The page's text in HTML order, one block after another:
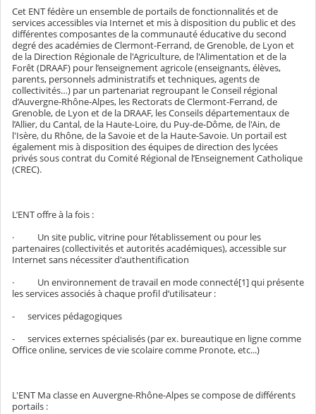
Cet ENT fédère un ensemble de portails de fonctionnalités et de
services accessibles via Internet et mis à disposition du public et des
différentes composantes de la communauté éducative du second
degré des académies de Clermont-Ferrand, de Grenoble, de Lyon et
de la Direction Régionale de l'Agriculture, de l'Alimentation et de la
Forêt (DRAAF) pour l’enseignement agricole (enseignants, élèves,
parents, personnels administratifs et techniques, agents de
collectivités…) par un partenariat regroupant le Conseil régional
d’Auvergne-Rhône-Alpes, les Rectorats de Clermont-Ferrand, de
Grenoble, de Lyon et de la DRAAF, les Conseils départementaux de
l’Allier, du Cantal, de la Haute-Loire, du Puy-de-Dôme, de l'Ain, de
l'Isère, du Rhône, de la Savoie et de la Haute-Savoie. Un portail est
également mis à disposition des équipes de direction des lycées
privés sous contrat du Comité Régional de l’Enseignement Catholique
(CREC).
L’ENT offre à la fois :
· Un site public, vitrine pour l’établissement ou pour les
partenaires (collectivités et autorités académiques), accessible sur
Internet sans nécessiter d'authentification
· Un environnement de travail en mode connecté[1] qui présente
les services associés à chaque profil d’utilisateur :
- services pédagogiques
- services externes spécialisés (par ex. bureautique en ligne comme
Office online, services de vie scolaire comme Pronote, etc...)
L'ENT Ma classe en Auvergne-Rhône-Alpes se compose de différents
portails :